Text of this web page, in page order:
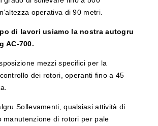
operativa di 90 metri.
di lavori usiamo la nostra autogru
AC-700.
mezzi specifici per la
dei rotori, operanti fino a 45
Sollevamenti, qualsiasi attività di
manutenzione di rotori per pale